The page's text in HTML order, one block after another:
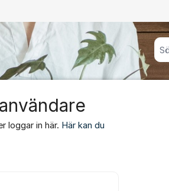
loggar in här. Här kan du